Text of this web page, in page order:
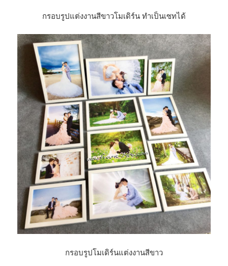
กรอบรูปแต่งงานสีขาวโมเดิร์น ทำเป็นเซทได้
กรอบรูปโมเดิร์นแต่งงานสีขาว